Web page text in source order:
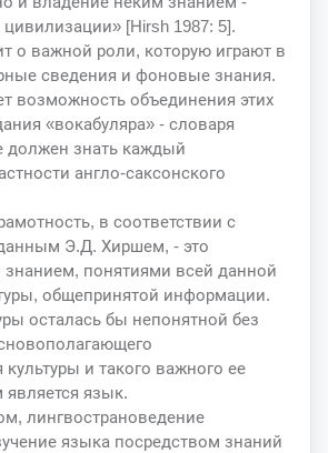
[Hirsh 1987: 5].
о важной роли, которую играют в
сведения и фоновые знания.
возможность объединения этих
«вокабуляра» - словаря
должен знать каждый
англо-саксонского
в соответствии с
Э.Д. Хиршем, - это
понятиями всей данной
общепринятой информации.
осталась бы непонятной без
и такого важного ее
является язык.
лингвострановедение
языка посредством знаний